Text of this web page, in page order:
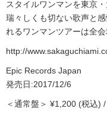
スタイルワンマンを東京・
瑞々しくも切ない歌声と
れるワンマンツアーは全会
http://
Epic Records Japan
発売日:2017/12/6
＜通常盤＞ ¥1,200 (税込)